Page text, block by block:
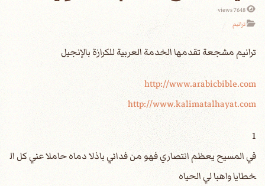
7648 views
ترانيم
http://www.arabicbible.com
http://www.kalimatalhayat.com
1
في المسيح يعظم انتصاري فهو من فداني باذلا دماه حاملا عني كل ال
خطايا واهبا لي الحياه